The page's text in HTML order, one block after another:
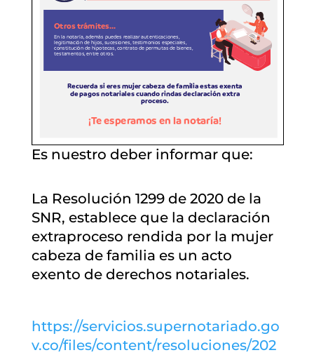
Es nuestro deber informar que:
La Resolución 1299 de 2020 de la
SNR, establece que la declaración
extraproceso rendida por la mujer
cabeza de familia es un acto
exento de derechos notariales.
https://servicios.supernotariado.go
v.co/files/content/resoluciones/202